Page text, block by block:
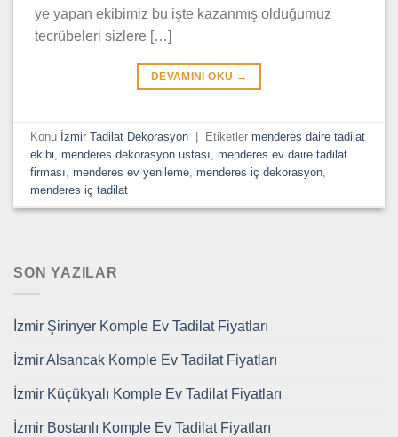
ye yapan ekibimiz bu işte kazanmış olduğumuz
tecrübeleri sizlere […]
DEVAMINI OKU →
Konu İzmir Tadilat Dekorasyon Etiketlermenderes daire tadilat
ekibi ,menderes dekorasyon ustası ,menderes ev daire tadilat
firması ,menderes ev yenileme ,menderes iç dekorasyon
menderes iç tadilat
SON YAZILAR
İzmir Şirinyer Komple Ev Tadilat Fiyatları
İzmir Alsancak Komple Ev Tadilat Fiyatları
İzmir Küçükyalı Komple Ev Tadilat Fiyatları
İzmir Bostanlı Komple Ev Tadilat Fiyatları